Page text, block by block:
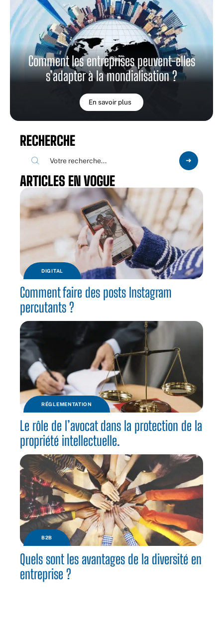
Comment les entreprises peuvent-elles
s’adapter à la mondialisation ?
En savoir plus
RECHERCHE
ARTICLES EN VOGUE
DIGITAL
Comment faire des posts Instagram
percutants ?
RÉGLEMENTATION
Le rôle de l’avocat dans la protection de la
propriété intellectuelle.
B2B
Quels sont les avantages de la diversité en
entreprise ?